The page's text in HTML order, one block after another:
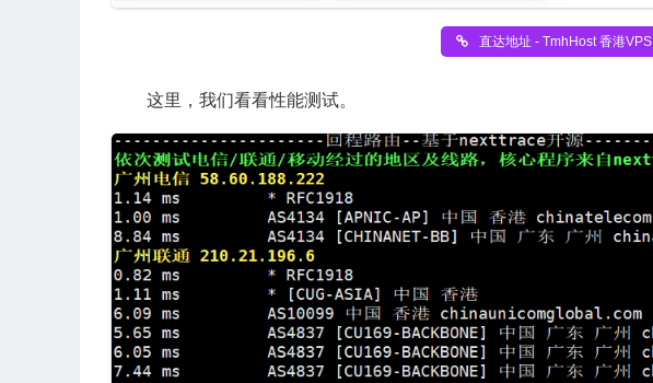
直达地址 - TmhHost 香港VPS
这里，我们看看性能测试。